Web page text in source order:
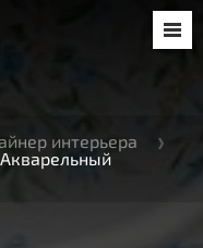
интерьера